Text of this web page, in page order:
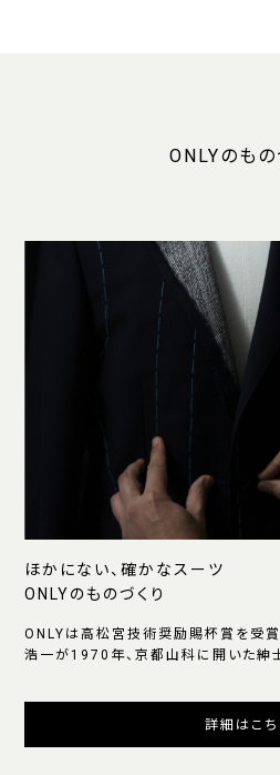
ONLYのもの
ほかにない、確かなスーツ
ONLYのものづくり
ONLYは高松宮技術奨励賜杯賞を受賞
浩一が1970年、京都山科に開いた紳
詳細はこち